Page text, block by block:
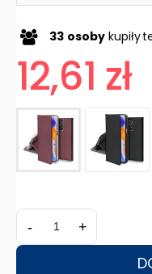
33 osoby kupiły
12,61 zł
- +